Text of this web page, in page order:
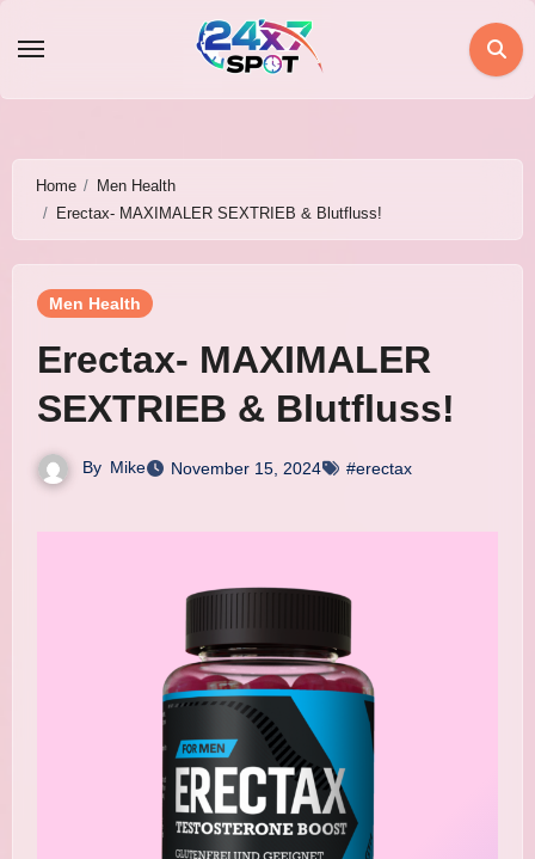
Home
Men Health
Erectax- MAXIMALER SEXTRIEB & Blutfluss!
Men Health
Erectax- MAXIMALER
SEXTRIEB & Blutfluss!
By Mike November 15, 2024 #erectax